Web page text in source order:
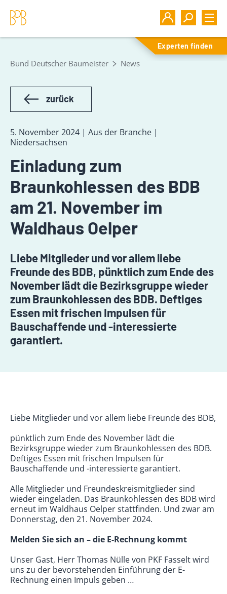
Experten finden
Bund Deutscher Baumeister News
zurück
5. November 2024 | Aus der Branche |
Niedersachsen
Einladung zum
Braunkohlessen des BDB
am 21. November im
Waldhaus Oelper
Liebe Mitglieder und vor allem liebe
Freunde des BDB, pünktlich zum Ende des
November lädt die Bezirksgruppe wieder
zum Braunkohlessen des BDB. Deftiges
Essen mit frischen Impulsen für
Bauschaffende und -interessierte
garantiert.
Liebe Mitglieder und vor allem liebe Freunde des BDB,
pünktlich zum Ende des November lädt die
Bezirksgruppe wieder zum Braunkohlessen des BDB.
Deftiges Essen mit frischen Impulsen für
Bauschaffende und -interessierte garantiert.
Alle Mitglieder und Freundeskreismitglieder sind
wieder eingeladen. Das Braunkohlessen des BDB wird
erneut im Waldhaus Oelper stattfinden. Und zwar am
Donnerstag, den 21. November 2024.
Melden Sie sich an – die E-Rechnung kommt
Unser Gast, Herr Thomas Nülle von PKF Fasselt wird
uns zu der bevorstehenden Einführung der E-
Rechnung einen Impuls geben …